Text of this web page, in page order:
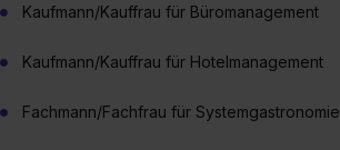
Kaufmann/Kauffrau für Büromanagement
Kaufmann/Kauffrau für Hotelmanagement
Fachmann/Fachfrau für Systemgastronomie